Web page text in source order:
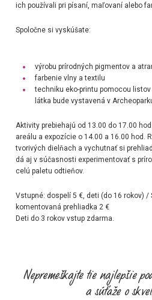
ich používali pri písaní, maľovaní alebo
Spoločne si vyskúšate:
výrobu prírodných pigmentov a
farbenie vlny a textilu
techniku eko-printu pomocou
látka bude vystavená v
Aktivity prebiehajú od 13.00 do 17.00
areálu a expozície o 14.00 a 16.00 hod.
tvorivých dielňach a vychutnať si
dá aj v súčasnosti experimentovať s
celú paletu odtieňov.
Vstupné: dospelí 5 €, deti (do 16 rokov) /
komentovaná prehliadka 2 €
Deti do 3 rokov vstup zdarma.